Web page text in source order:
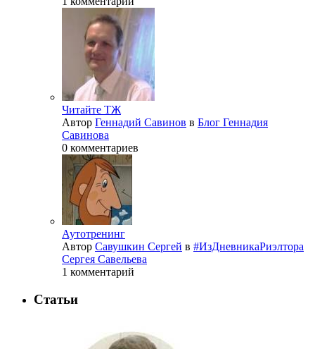
Читайте ТЖ
Автор Геннадий Савинов в Блог Геннадия
Савинова
0 комментариев
Аутотренинг
Автор Савушкин Сергей в #ИзДневникаРиэлтора
Сергея Савельева
1 комментарий
Статьи